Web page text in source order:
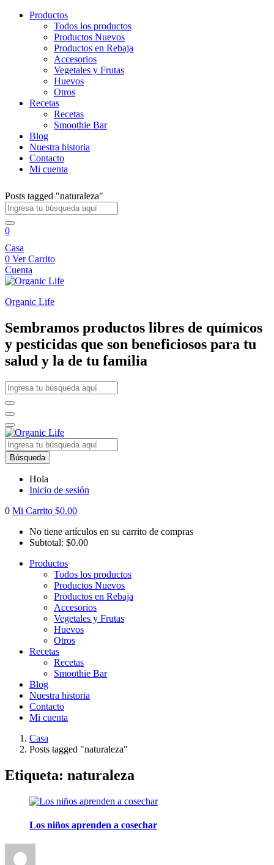
Productos
Todos los productos
Productos Nuevos
Productos en Rebaja
Accesorios
Vegetales y Frutas
Huevos
Otros
Recetas
Recetas
Smoothie Bar
Blog
Nuestra historia
Contacto
Mi cuenta
Posts tagged "naturaleza"
0
Casa
0 Ver Carrito
Cuenta
Organic Life
Sembramos productos libres de químicos
y pesticidas que son beneficiosos para tu
salud y la de tu familia
Búsqueda
Hola
Inicio de sesión
0 Mi Carrito $0.00
No tiene artículos en su carrito de compras
Subtotal: $0.00
Productos
Todos los productos
Productos Nuevos
Productos en Rebaja
Accesorios
Vegetales y Frutas
Huevos
Otros
Recetas
Recetas
Smoothie Bar
Blog
Nuestra historia
Contacto
Mi cuenta
Casa
Posts tagged "naturaleza"
Etiqueta: naturaleza
Los niños aprenden a cosechar